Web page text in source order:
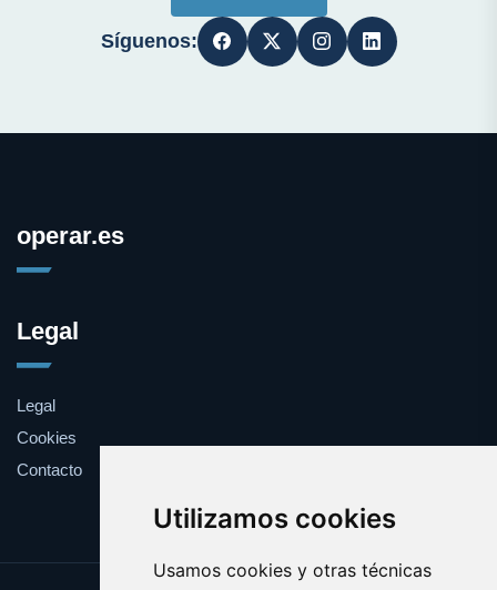
Utilizamos cookies
Usamos cookies y otras técnicas
Síguenos:
operar.es
Legal
Legal
Cookies
Contacto